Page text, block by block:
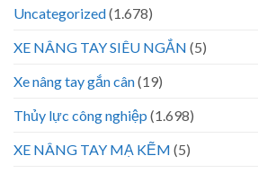
Uncategorized(1.678)
XE NÂNG TAY SIÊU NGẮN (5)
Xe nâng tay gắn cân(19)
Thủy lực công nghiệp (1.698)
XE NÂNG TAY MẠ KẼM (5)